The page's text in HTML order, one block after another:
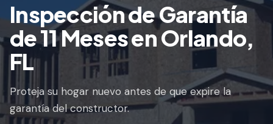
Inspección de Condominio
Inspección Pre-Listado
Propiedad de Inversión
INSPECCIONES DE SEGURO
Inspección 4 Puntos
Inspección de Garantía
de 11 Meses en Orlando,
FL
Proteja su hogar nuevo antes de que expire la
garantía del constructor.